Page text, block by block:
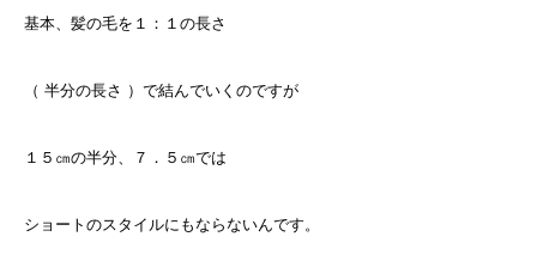
基本、髪の毛を１：１の長さ
（ 半分の長さ ）で結んでいくのですが
１５㎝の半分、７．５㎝では
ショートのスタイルにもならないんです。